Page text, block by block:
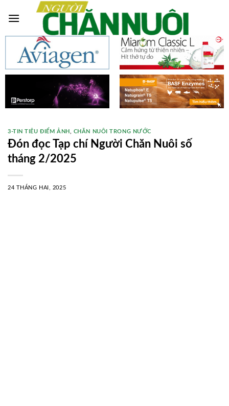
3-TIN TIÊU ĐIỂM ẢNH CHĂN NUÔI TRONG NƯỚC
Đón đọc Tạp chí Người Chăn Nuôi số
tháng 2/2025
24 THÁNG HAI, 2025